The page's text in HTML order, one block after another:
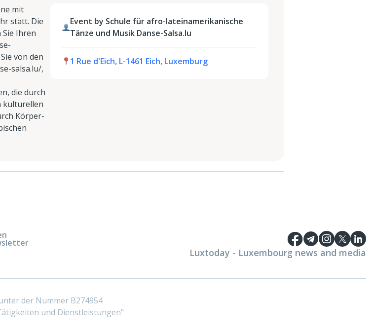
mit
statt. Die
Ihren
von den
salsa.lu/,
die durch
kulturellen
Körper-
Event by Schule für afro-lateinamerikanische
Tänze und Musik Danse-Salsa.lu
1 Rue d'Eich, L-1461 Eich, Luxemburg
Luxtoday - Luxembourg news and media
der Nummer B274954
und Dienstleistungen"